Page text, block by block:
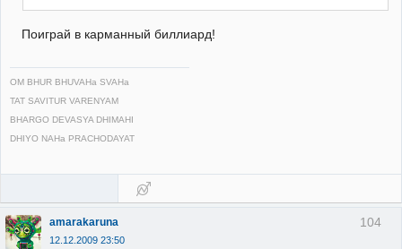
Поиграй в карманный биллиард!
OM BHUR BHUVAHa SVAHa
TAT SAVITUR VARENYAM
BHARGO DEVASYA DHIMAHI
DHIYO NAHa PRACHODAYAT
104
amarakaruna
12.12.2009 23:50